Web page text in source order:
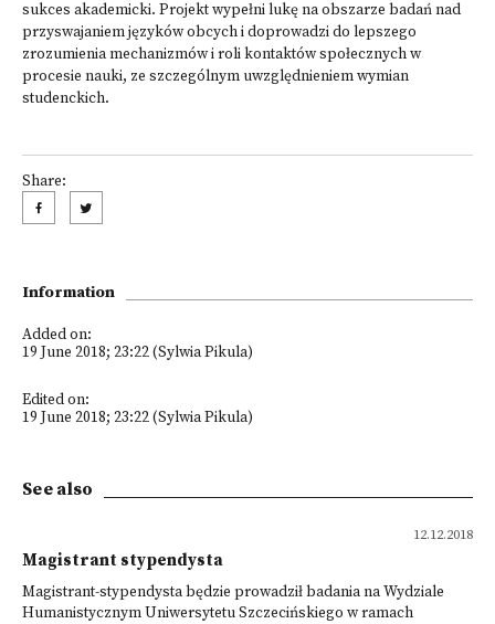
sukces akademicki. Projekt wypełni lukę na obszarze badań nad
przyswajaniem języków obcych i doprowadzi do lepszego
zrozumienia mechanizmów i roli kontaktów społecznych w
procesie nauki, ze szczególnym uwzględnieniem wymian
studenckich.
Share:
Information
Added on:
19 June 2018; 23:22 (Sylwia Pikula)
Edited on:
19 June 2018; 23:22 (Sylwia Pikula)
See also
12.12.2018
Magistrant stypendysta
Magistrant-stypendysta będzie prowadził badania na Wydziale
Humanistycznym Uniwersytetu Szczecińskiego w ramach